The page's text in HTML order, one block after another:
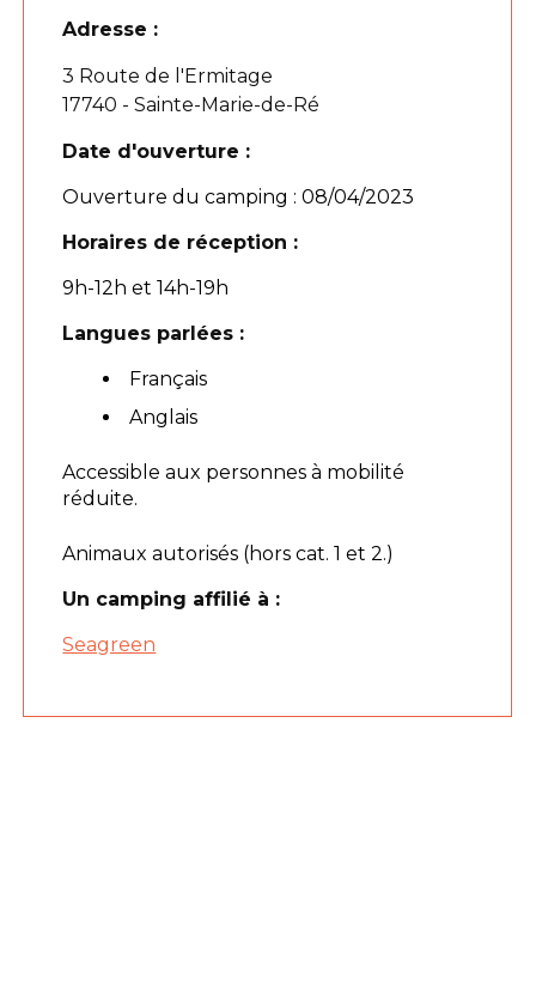
Adresse :
3 Route de l'Ermitage
17740 - Sainte-Marie-de-Ré
Date d'ouverture :
Ouverture du camping : 08/04/2023
Horaires de réception :
9h-12h et 14h-19h
Langues parlées :
Français
Anglais
Accessible aux personnes à mobilité
réduite.
Animaux autorisés (hors cat. 1 et 2.)
Un camping affilié à :
Seagreen